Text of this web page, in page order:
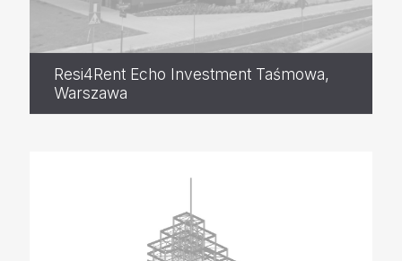
Resi4Rent Echo Investment Taśmowa,
Warszawa